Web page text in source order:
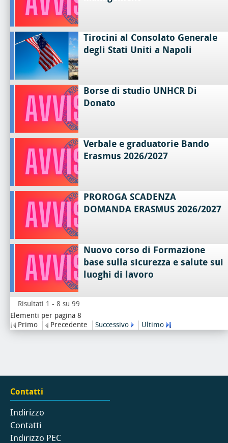
Tirocini al Consolato Generale
degli Stati Uniti a Napoli
Borse di studio UNHCR Di
Donato
Verbale e graduatorie Bando
Erasmus 2026/2027
PROROGA SCADENZA
DOMANDA ERASMUS 2026/2027
Nuovo corso di Formazione
base sulla sicurezza e salute sui
luoghi di lavoro
Risultati 1 - 8 su 99
Elementi per pagina 8
Primo
Precedente Successivo Ultimo
Contatti
Indirizzo
Contatti
Indirizzo PEC